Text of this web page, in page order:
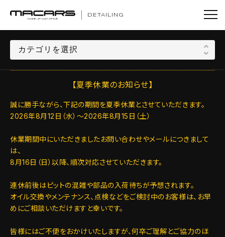
DETAILING
【夏季休業のお知らせ】
誠に勝手ながら、下記の期間を夏季休業とさせていただきます。
2026年8月12日（水）～2026年8月15日（土）
休業期間中にいただきましたお問い合わせやメールにつきまして
は、
8月16日（日）以降、順次対応させていただきます。
連休前後はピットの混雑や部品の入荷待ちが予想されます。
オイル交換やメンテナンス、点検などをご検討中のお客様は、お早
めにご相談いただけますと幸いです。
皆様にはご不便をおかけいたしますが、何卒ご理解とご協力のほ